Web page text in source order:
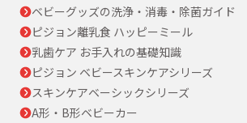
ベビーグッズの洗浄・消毒・除菌ガイド
ピジョン離乳食 ハッピーミール
乳歯ケア お手入れの基礎知識
ピジョン ベビースキンケアシリーズ
スキンケアベーシックシリーズ
A形・B形ベビーカー